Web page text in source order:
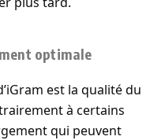
optimale
est la qualité du
à certains
qui peuvent